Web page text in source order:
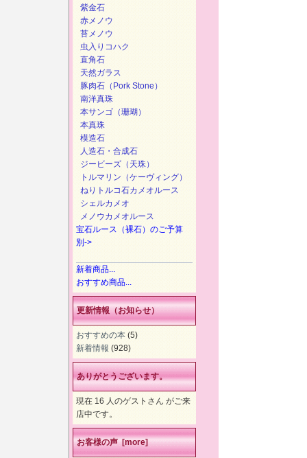
紫金石
赤メノウ
苔メノウ
虫入りコハク
直角石
天然ガラス
豚肉石（Pork Stone）
南洋真珠
本サンゴ（珊瑚）
本真珠
模造石
人造石・合成石
ジービーズ（天珠）
トルマリン（ケーヴィング）
ねりトルコ石カメオルース
シェルカメオ
メノウカメオルース
宝石ルース（裸石）のご予算
別->
新着商品...
おすすめ商品...
更新情報（お知らせ）
おすすめの本 (5)
新着情報 (928)
ありがとうございます。
現在 16 人のゲストさん がご来
店中です。
お客様の声 [more]